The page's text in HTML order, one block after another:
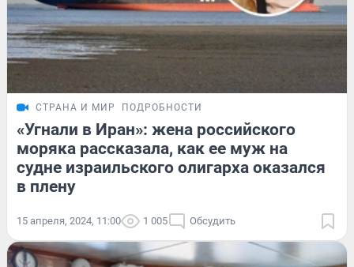
СТРАНА И МИР ПОДРОБНОСТИ
«Угнали в Иран»: жена российского
моряка рассказала, как ее муж на
судне израильского олигарха оказался
в плену
15 апреля, 2024, 11:00 1 005 Обсудить